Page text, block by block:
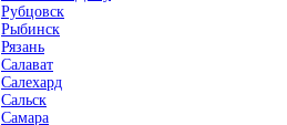
Рубцовск
Рыбинск
Рязань
Салават
Салехард
Сальск
Самара